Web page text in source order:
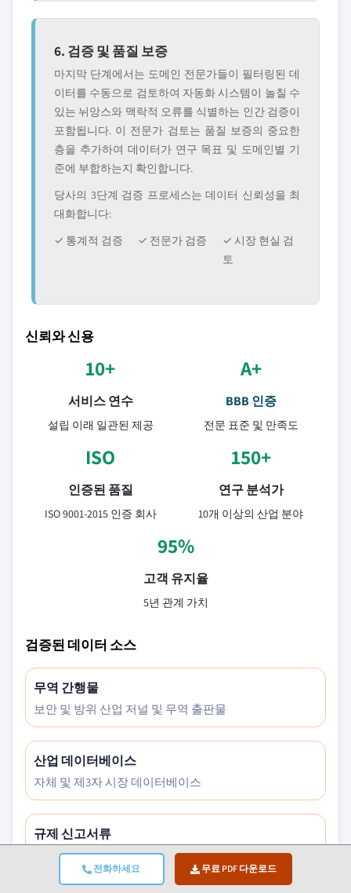
전화하세요 무료 PDF 다운로드
6. 검증 및 품질 보증
마지막 단계에서는 도메인 전문가들이 필터링된 데
이터를 수동으로 검토하여 자동화 시스템이 놀칠 수
있는 뉘앙스와 맥락적 오류를 식별하는 인간 검증이
포함됩니다. 이 전문가 검토는 품질 보증의 중요한
층을 추가하여 데이터가 연구 목표 및 도메인별 기
준에 부합하는지 확인합니다.
당사의 3단계 검증 프로세스는 데이터 신뢰성을 최
대화합니다:
✓ 통계적 검증
✓ 전문가 검증
✓ 시장 현실 검
토
신뢰와 신용
10+
서비스 연수
설립 이래 일관된 제공
A+
BBB 인증
전문 표준 및 만족도
ISO
인증된 품질
ISO 9001-2015 인증 회사
150+
연구 분석가
10개 이상의 산업 분야
95%
고객 유지율
5년 관계 가치
검증된 데이터 소스
무역 간행물
보안 및 방위 산업 저널 및 무역 출판물
산업 데이터베이스
자체 및 제3자 시장 데이터베이스
규제 신고서류
정부 조달 기록 및 정책 문서